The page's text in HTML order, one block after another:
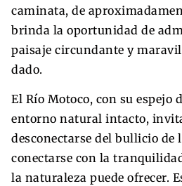
caminata, de
brinda la oportunidad de
paisaje circundante y
dado.
El Río Motoco, con su espejo
entorno natural intacto,
desconectarse del bullicio de
conectarse con la
la naturaleza puede ofrecer.